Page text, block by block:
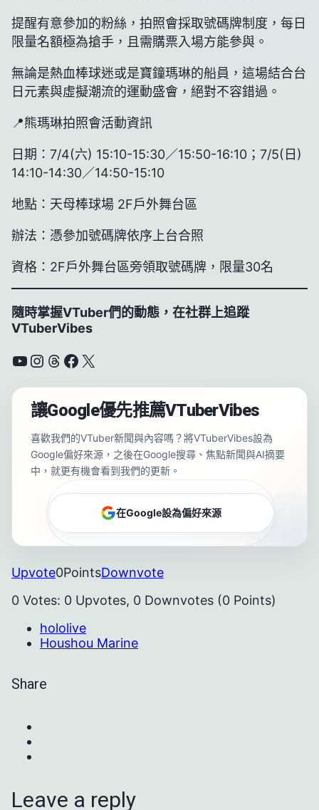
提醒有意參加的粉絲，拍照會採取號碼牌制度，每日
限量名額極為搶手，且需購票入場方能參與。
無論是熱血棒球迷或是寶鐘瑪琳的船員，這場結合台
日元素與虛擬潮流的運動盛會，絕對不容錯過。
📍熊瑪琳拍照會活動資訊
日期：7/4(六) 15:10-15:30／15:50-16:10；7/5(日)
14:10-14:30／14:50-15:10
地點：天母棒球場 2F戶外舞台區
辦法：憑參加號碼牌依序上台合照
資格：2F戶外舞台區旁領取號碼牌，限量30名
隨時掌握VTuber們的動態，在社群上追蹤
VTuberVibes
YouTube
Instagram
Threads
Facebook
X
讓Google優先推薦VTuberVibes
喜歡我們的VTuber新聞與內容嗎？將VTuberVibes設為
Google偏好來源，之後在Google搜尋、焦點新聞與AI摘要
中，就更有機會看到我們的更新。
在Google設為偏好來源
Upvote0PointsDownvote
0 Votes: 0 Upvotes, 0 Downvotes (0 Points)
hololive
Houshou Marine
Share
Leave a reply